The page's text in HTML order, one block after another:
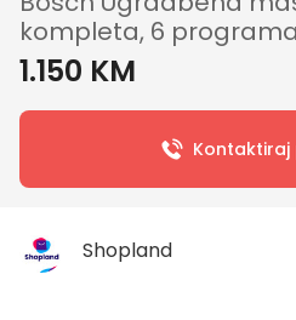
kompleta, 6
1.150 KM
Shopland